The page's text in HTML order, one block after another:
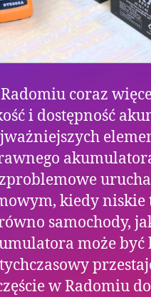
coraz
i dostępność
kiedy
samochody,
może być
w Radomiu